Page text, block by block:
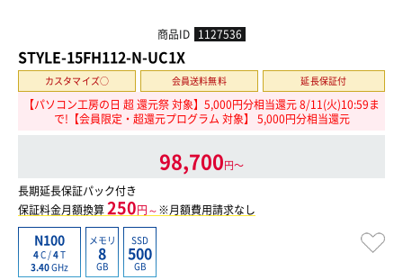
商品ID 1127536
STYLE-15FH112-N-UC1X
カスタマイズ○ 会員送料無料 延長保証付
【パソコン工房の日 超 還元祭 対象】5,000円分相当還元 8/11(火)10:59ま
で!【会員限定・超還元プログラム 対象】 5,000円分相当還元
98,700円〜
長期延長保証パック付き
保証料金月額換算250円～※月額費用請求なし
N100
4C /4T
3.40GHz
メモリ
8
GB
SSD
500
GB